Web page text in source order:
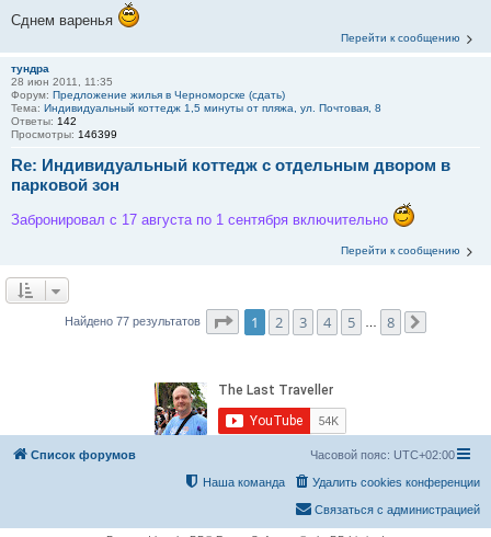
Сднем варенья
Перейти к сообщению
тундра
28 июн 2011, 11:35
Форум: Предложение жилья в Черноморске (сдать)
Тема: Индивидуальный коттедж 1,5 минуты от пляжа, ул. Почтовая, 8
Ответы: 142
Просмотры: 146399
Re: Индивидуальный коттедж с отдельным двором в
парковой зон
Забронировал с 17 августа по 1 сентября включительно
Перейти к сообщению
Найдено 77 результатов Страница1 из
1 2 3 4 5 8
Список форумов Часовой пояс: UTC+02:00
Удалить cookies конференции
Наша команда
Связаться с администрацией